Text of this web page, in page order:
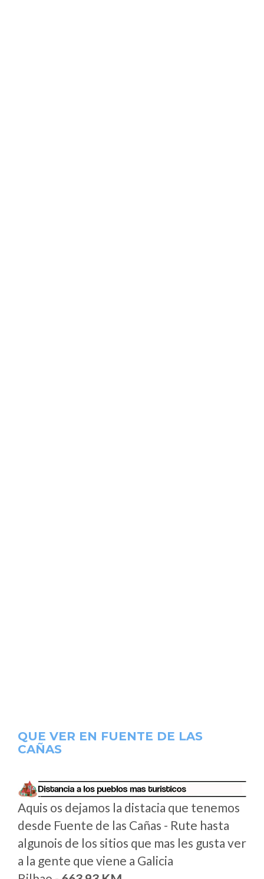
QUE VER EN FUENTE DE LAS
CAÑAS
Aquis os dejamos la distacia que tenemos
desde Fuente de las Cañas - Rute hasta
algunois de los sitios que mas les gusta ver
a la gente que viene a Galicia